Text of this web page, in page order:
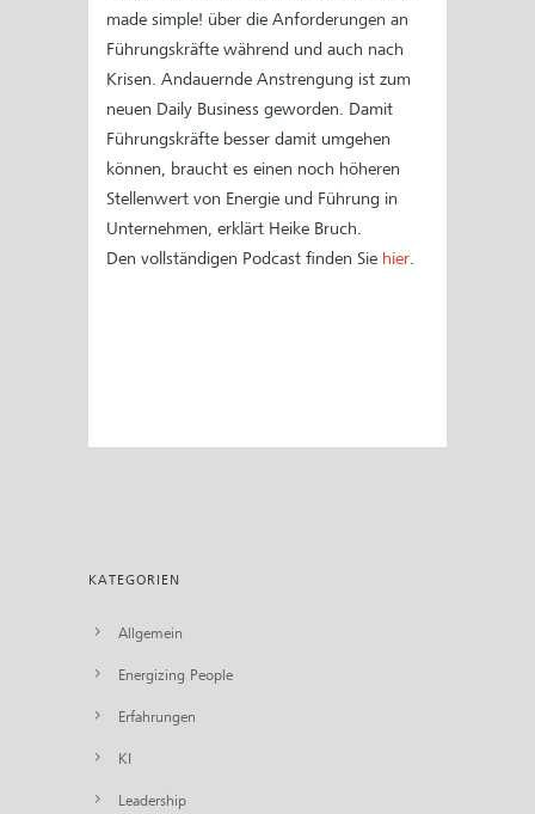
made simple! über die Anforderungen an
Führungskräfte während und auch nach
Krisen. Andauernde Anstrengung ist zum
neuen Daily Business geworden. Damit
Führungskräfte besser damit umgehen
können, braucht es einen noch höheren
Stellenwert von Energie und Führung in
Unternehmen, erklärt Heike Bruch.
Den vollständigen Podcast finden Sie hier.
KATEGORIEN
Allgemein
Energizing People
Erfahrungen
KI
Leadership